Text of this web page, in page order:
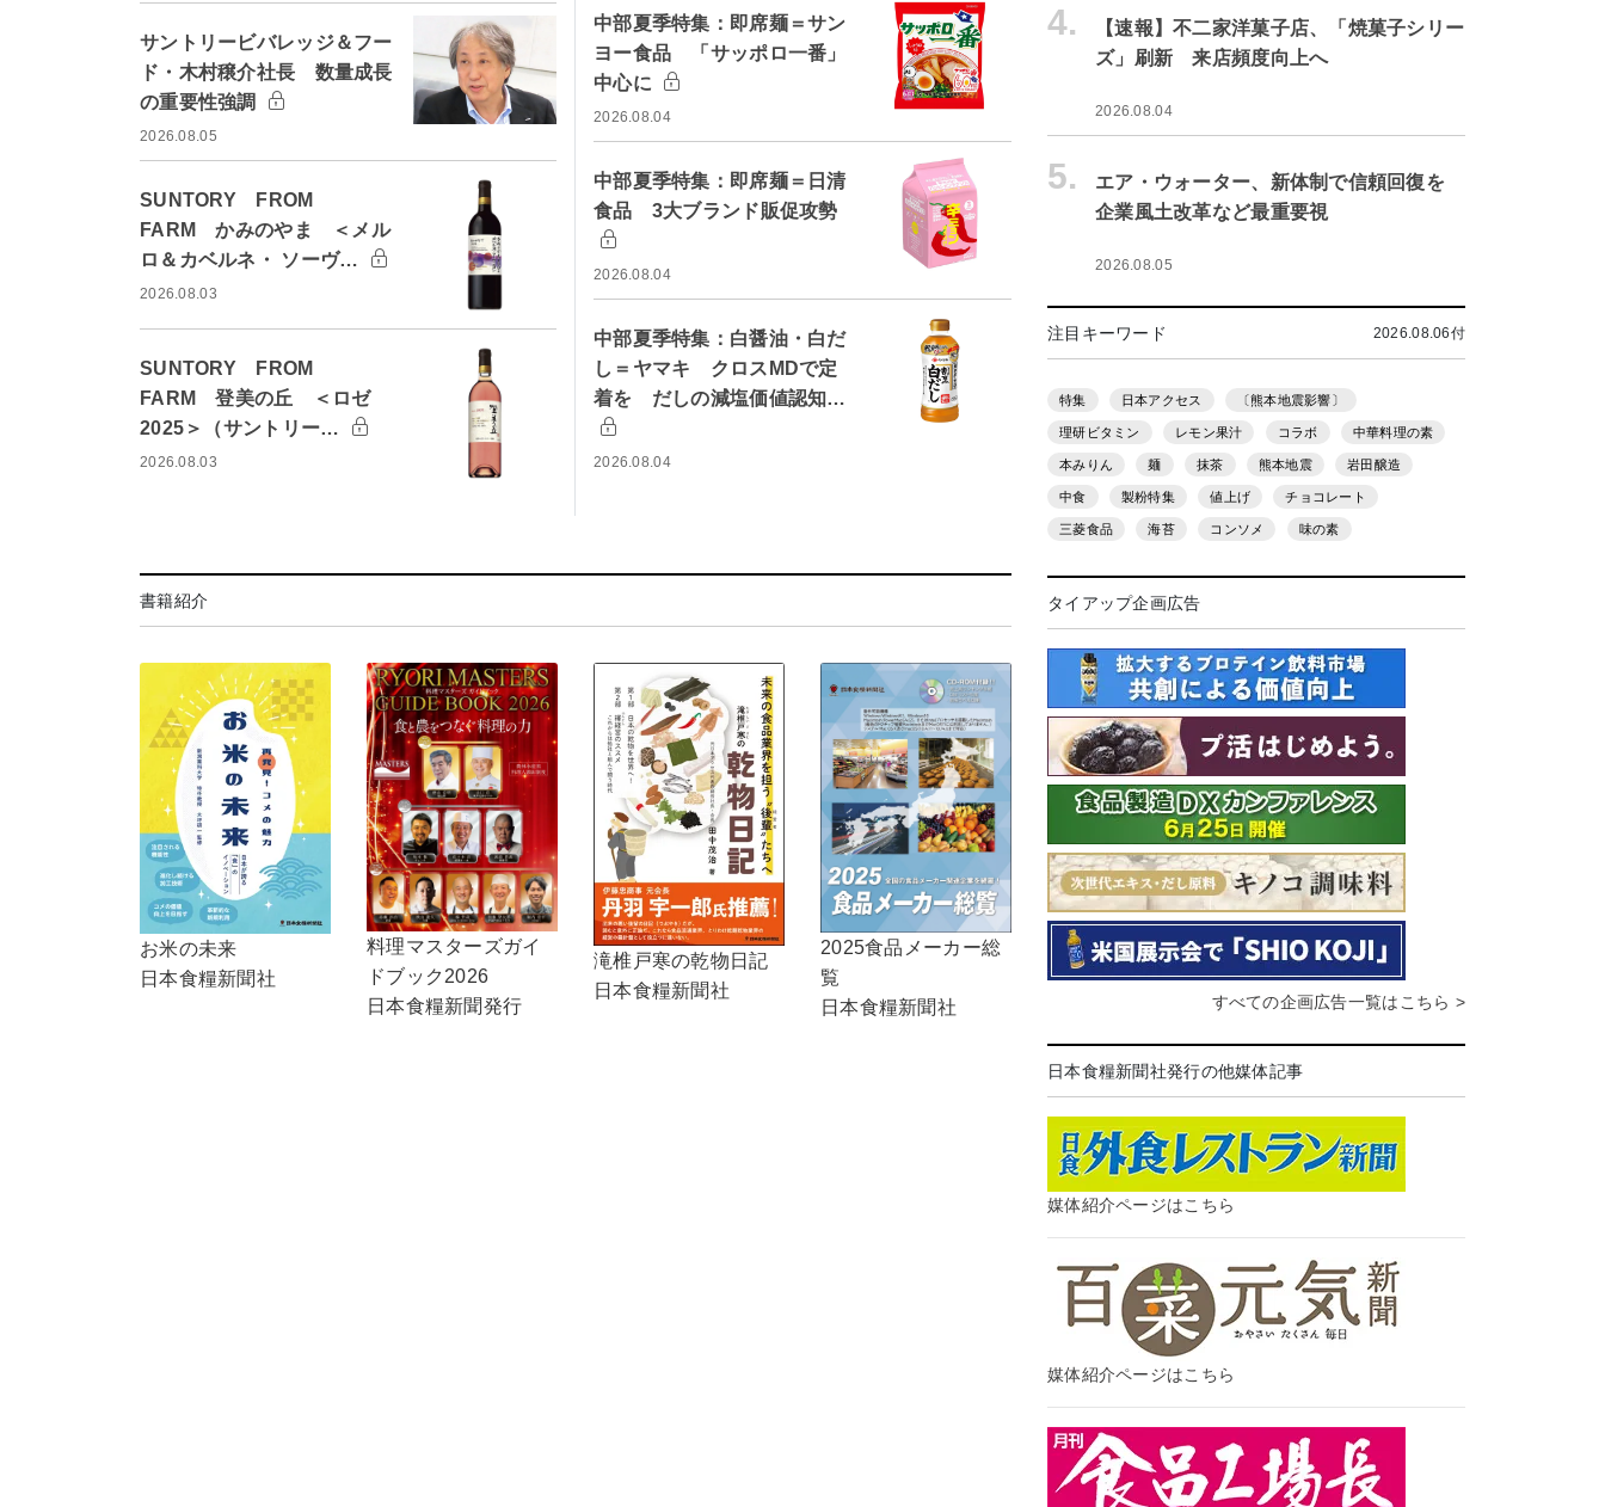
サントリービバレッジ＆フー
ド・木村穣介社長 数量成長
の重要性強調
2026.08.05
SUNTORY FROM
FARM かみのやま ＜メル
ロ＆カベルネ・ ソーヴ…
2026.08.03
SUNTORY FROM
FARM 登美の丘 ＜ロゼ
2025＞（サントリー…
2026.08.03
中部夏季特集：即席麺＝サン
ヨー食品 「サッポロ一番」
中心に
2026.08.04
中部夏季特集：即席麺＝日清
食品 3大ブランド販促攻勢
2026.08.04
中部夏季特集：白醤油・白だ
し＝ヤマキ クロスMDで定
着を だしの減塩価値認知…
2026.08.04
書籍紹介
お米の未来
日本食糧新聞社
料理マスターズガイ
ドブック2026
日本食糧新聞発行
滝椎戸寒の乾物日記
日本食糧新聞社
2025食品メーカー総
覧
日本食糧新聞社
4.
【速報】不二家洋菓子店、「焼菓子シリー
ズ」刷新 来店頻度向上へ
2026.08.04
5.
エア・ウォーター、新体制で信頼回復を
企業風土改革など最重要視
2026.08.05
注目キーワード 2026.08.06付
特集 日本アクセス 〔熊本地震影響〕
理研ビタミン レモン果汁 コラボ 中華料理の素
本みりん 麺 抹茶 熊本地震 岩田醸造
中食 製粉特集 値上げ チョコレート
三菱食品 海苔 コンソメ 味の素
タイアップ企画広告
すべての企画広告一覧はこちら >
日本食糧新聞社発行の他媒体記事
媒体紹介ページはこちら
媒体紹介ページはこちら